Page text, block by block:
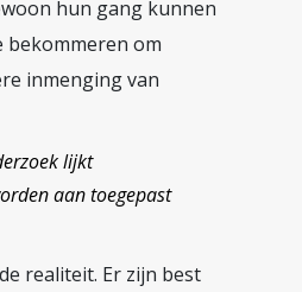
hun gang kunnen
bekommeren om
inmenging van
lijkt
aan toegepast
realiteit. Er zijn best